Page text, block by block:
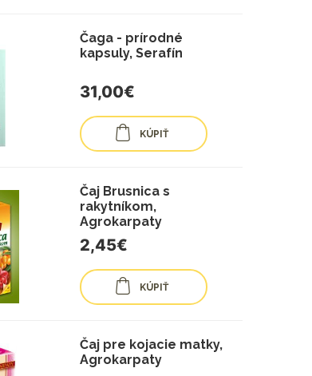
Čaga - prírodné
kapsuly, Serafín
31,00€
KÚPIŤ
Čaj Brusnica s
rakytníkom,
Agrokarpaty
2,45€
KÚPIŤ
Čaj pre kojacie matky,
Agrokarpaty